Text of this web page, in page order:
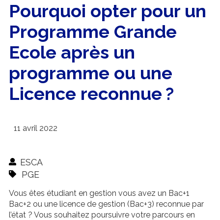
Pourquoi opter pour un
Programme Grande
Ecole après un
programme ou une
Licence reconnue ?
11 avril 2022
ESCA
PGE
Vous êtes étudiant en gestion vous avez un Bac+1
Bac+2 ou une licence de gestion (Bac+3) reconnue par
l’état ? Vous souhaitez poursuivre votre parcours en